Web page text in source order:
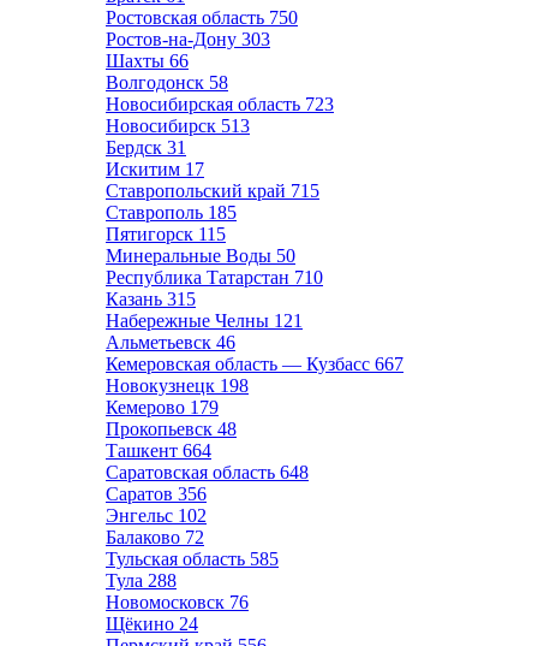
Ростовская область 750
Ростов-на-Дону 303
Шахты 66
Волгодонск 58
Новосибирская область 723
Новосибирск 513
Бердск 31
Искитим 17
Ставропольский край 715
Ставрополь 185
Пятигорск 115
Минеральные Воды 50
Республика Татарстан 710
Казань 315
Набережные Челны 121
Альметьевск 46
Кемеровская область — Кузбасс 667
Новокузнецк 198
Кемерово 179
Прокопьевск 48
Ташкент 664
Саратовская область 648
Саратов 356
Энгельс 102
Балаково 72
Тульская область 585
Тула 288
Новомосковск 76
Щёкино 24